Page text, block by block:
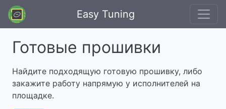
Easy Tuning
Готовые прошивки
Найдите подходящую готовую прошивку, либо
закажите работу напрямую у исполнителей на
площадке.